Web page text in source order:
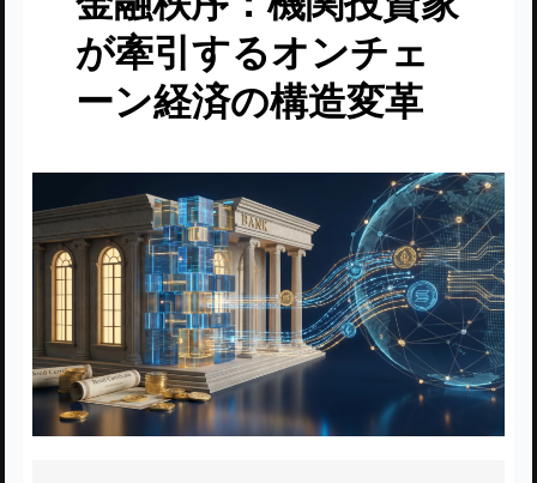
が牽引するオンチェ
ーン経済の構造変革